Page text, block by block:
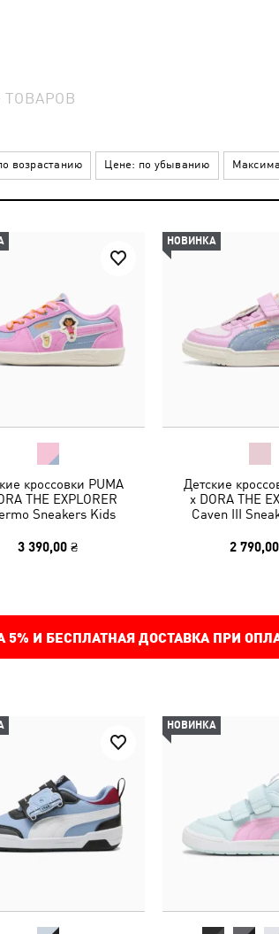
ТОВАРОВ
возрастанию Цене: по убыванию
кроссовки PUMA
THE EXPLORER
Sneakers Kids
3 390,00 ₴
НОВИНКА
Детские
x DORA THE
Caven III
2
5% И БЕСПЛАТНАЯ ДОСТАВКА ПРИ
НОВИНКА